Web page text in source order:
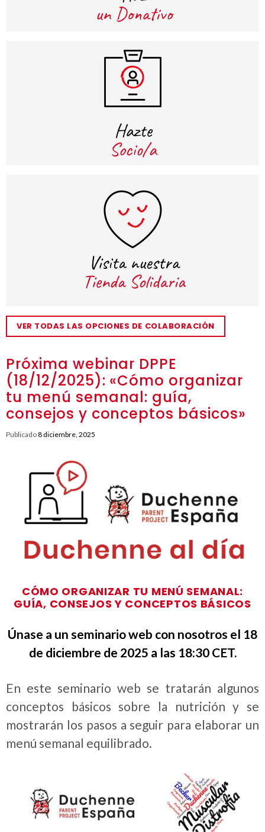
Próxima webinar DPPE
(18/12/2025): «Cómo organizar
tu menú semanal: guía,
consejos y conceptos básicos»
Publicado8 diciembre, 2025
CÓMO ORGANIZAR TU MENÚ SEMANAL:
GUÍA, CONSEJOS Y CONCEPTOS BÁSICOS
Únase a un seminario web con nosotros el 18
de diciembre de 2025 a las 18:30 CET.
En este seminario web se tratarán algunos
conceptos básicos sobre la nutrición y se
mostrarán los pasos a seguir para elaborar un
menú semanal equilibrado.
VER TODAS LAS OPCIONES DE COLABORACIÓN